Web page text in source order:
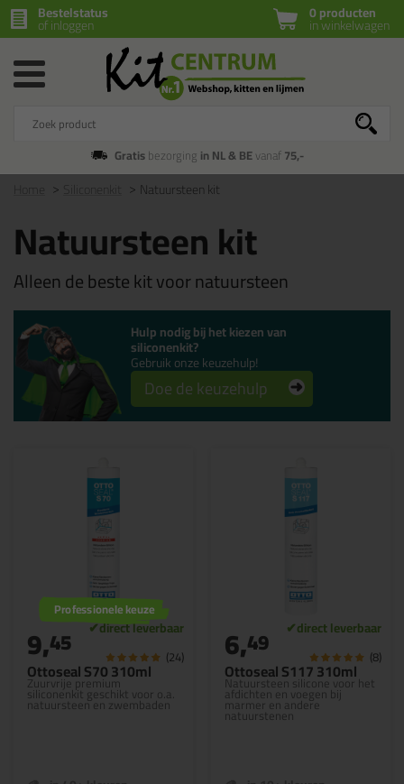
0 producten
in winkelwagen
Bestelstatus
of inloggen
Gratisbezorging in NL & BEvanaf75,-
Natuursteen kit
Natuursteen kit
Alleen de beste kit voor natuursteen
Hulp nodig bij het kiezen van
siliconenkit?
Gebruik onze keuzehulp!
Doe de keuzehulp
Ottoseal S70 310ml
Zuurvrije premium
siliconenkit geschikt voor o.a.
natuursteen en zwembaden
Professionele keuze
9,45 (24)
Ottoseal S117 310ml
Natuursteen silicone voor het
afdichten en voegen bij
marmer en andere
natuurstenen
6,49 (8)